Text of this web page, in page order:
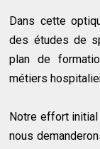
Dans cette
des études de
plan de
métiers
Notre effort
nous